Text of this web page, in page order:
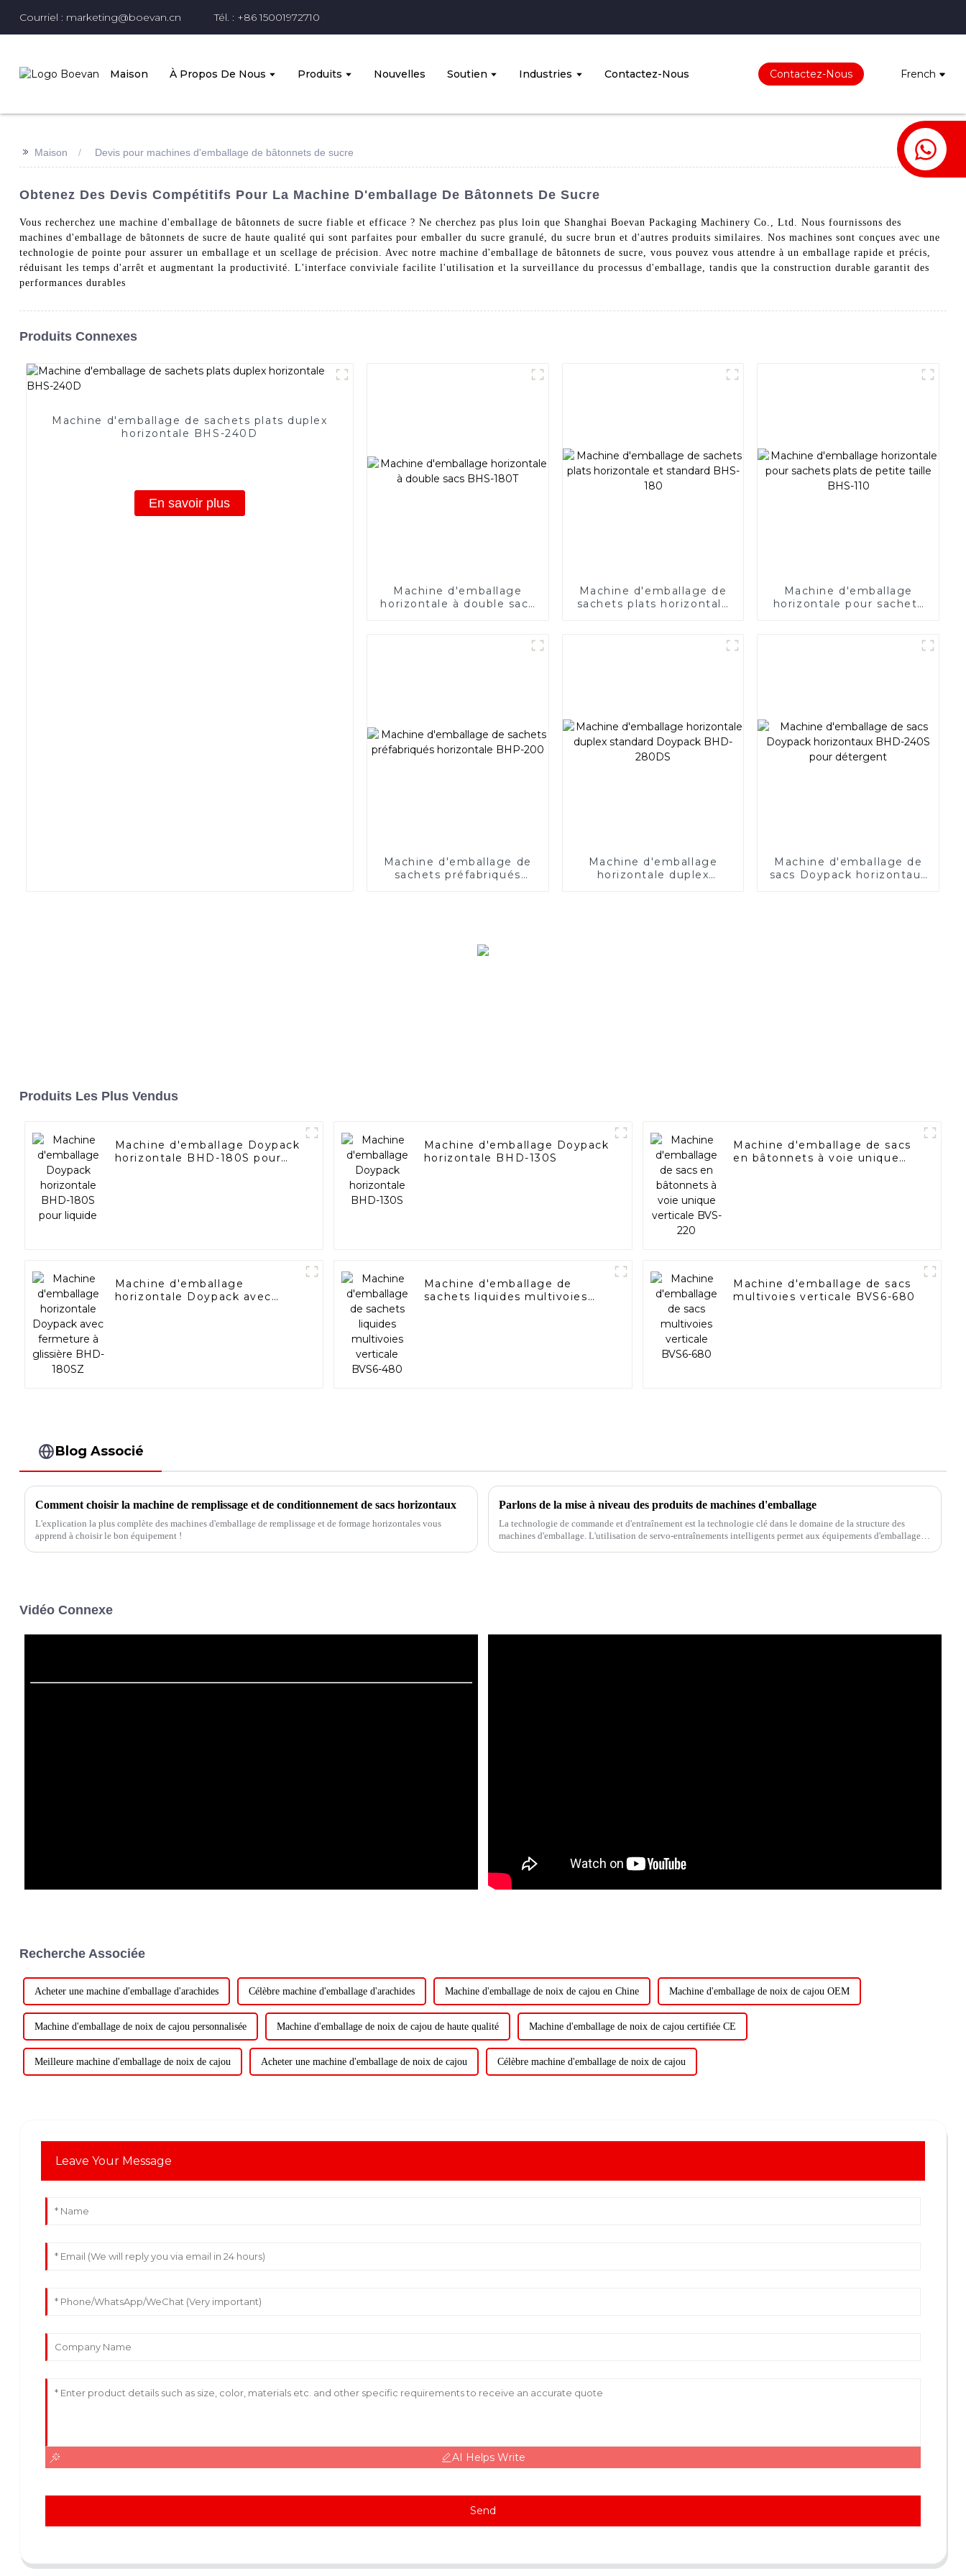
Courriel : marketing@boevan.cn Tél. : +86 15001972710
Maison À Propos De Nous Produits Nouvelles Soutien Industries Contactez-Nous Contactez-Nous French
>> Maison Devis pour machines d'emballage de bâtonnets de sucre
Obtenez Des Devis Compétitifs Pour La Machine D'emballage De Bâtonnets De Sucre
Vous recherchez une machine d'emballage de bâtonnets de sucre fiable et efficace ? Ne cherchez pas plus loin que Shanghai Boevan Packaging Machinery Co., Ltd. Nous fournissons des
machines d'emballage de bâtonnets de sucre de haute qualité qui sont parfaites pour emballer du sucre granulé, du sucre brun et d'autres produits similaires. Nos machines sont conçues avec une
technologie de pointe pour assurer un emballage et un scellage de précision. Avec notre machine d'emballage de bâtonnets de sucre, vous pouvez vous attendre à un emballage rapide et précis,
réduisant les temps d'arrêt et augmentant la productivité. L'interface conviviale facilite l'utilisation et la surveillance du processus d'emballage, tandis que la construction durable garantit des
performances durables
Produits Connexes
Machine d'emballage de sachets plats duplex
horizontale BHS-240D
En savoir plus
Machine d'emballage
horizontale à double sacs
Machine d'emballage de
sachets plats horizontale
Machine d'emballage
horizontale pour sachets
Machine d'emballage de
sachets préfabriqués
Machine d'emballage
horizontale duplex
Machine d'emballage de
sacs Doypack horizontaux
Produits Les Plus Vendus
Machine d'emballage Doypack
horizontale BHD-180S pour
Machine d'emballage Doypack
horizontale BHD-130S
Machine d'emballage de sacs
en bâtonnets à voie unique
Machine d'emballage
horizontale Doypack avec
Machine d'emballage de
sachets liquides multivoies
Machine d'emballage de sacs
multivoies verticale BVS6-680
Blog Associé
Comment choisir la machine de remplissage et de conditionnement de sacs horizontaux
L'explication la plus complète des machines d'emballage de remplissage et de formage horizontales vous
apprend à choisir le bon équipement !
Parlons de la mise à niveau des produits de machines d'emballage
La technologie de commande et d'entraînement est la technologie clé dans le domaine de la structure des
machines d'emballage. L'utilisation de servo-entraînements intelligents permet aux équipements d'emballage
Vidéo Connexe
Recherche Associée
Acheter une machine d'emballage d'arachides Célèbre machine d'emballage d'arachides Machine d'emballage de noix de cajou en Chine Machine d'emballage de noix de cajou OEM
Machine d'emballage de noix de cajou personnalisée Machine d'emballage de noix de cajou de haute qualité Machine d'emballage de noix de cajou certifiée CE
Meilleure machine d'emballage de noix de cajou Acheter une machine d'emballage de noix de cajou Célèbre machine d'emballage de noix de cajou
Leave Your Message
AI Helps Write
Send